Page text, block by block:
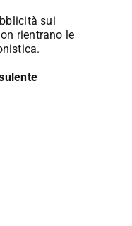
sui
rientrano le